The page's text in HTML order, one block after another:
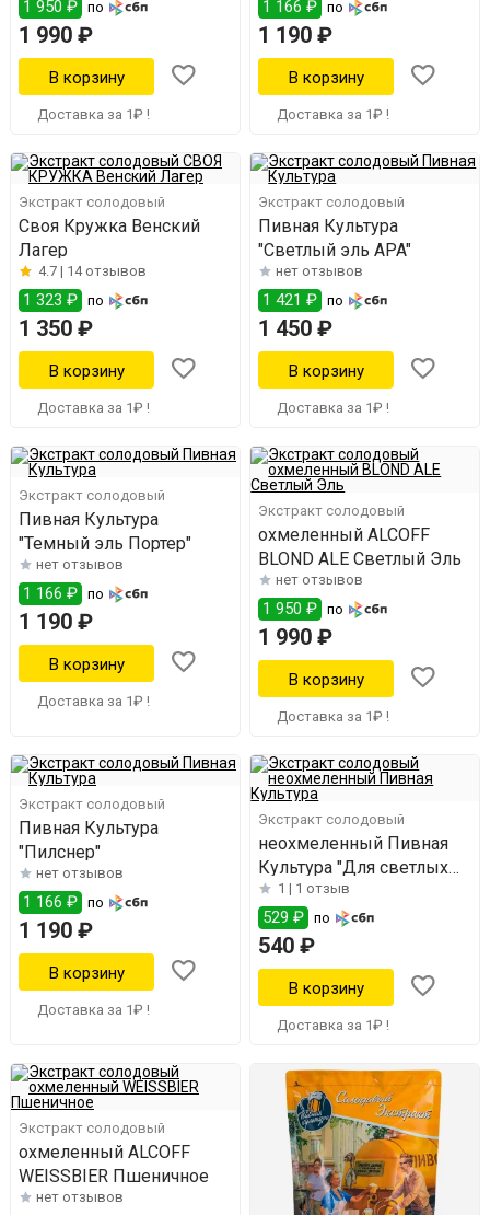
1 950 ₽ по
1 990 ₽
Доставка за 1₽ !
1 166 ₽ по
1 190 ₽
Доставка за 1₽ !
Экстракт солодовый
Своя Кружка Венский
Лагер
4.7 | 14 отзывов
1 323 ₽ по
1 350 ₽
Доставка за 1₽ !
Экстракт солодовый
Пивная Культура
"Светлый эль АPA"
нет отзывов
1 421 ₽ по
1 450 ₽
Доставка за 1₽ !
Экстракт солодовый
Пивная Культура
"Темный эль Портер"
нет отзывов
1 166 ₽ по
1 190 ₽
Доставка за 1₽ !
Экстракт солодовый
охмеленный ALCOFF
BLOND ALE Светлый Эль
нет отзывов
1 950 ₽ по
1 990 ₽
Доставка за 1₽ !
Экстракт солодовый
Пивная Культура
"Пилснер"
нет отзывов
1 166 ₽ по
1 190 ₽
Доставка за 1₽ !
Экстракт солодовый
неохмеленный Пивная
Культура "Для светлых
сортов"
1 | 1 отзыв
529 ₽ по
540 ₽
Доставка за 1₽ !
Экстракт солодовый
охмеленный ALCOFF
WEISSBIER Пшеничное
нет отзывов